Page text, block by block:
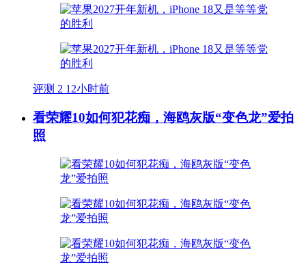
评测 2 12小时前
看荣耀10如何犯花痴，海鸥灰版“变色龙”爱拍
照